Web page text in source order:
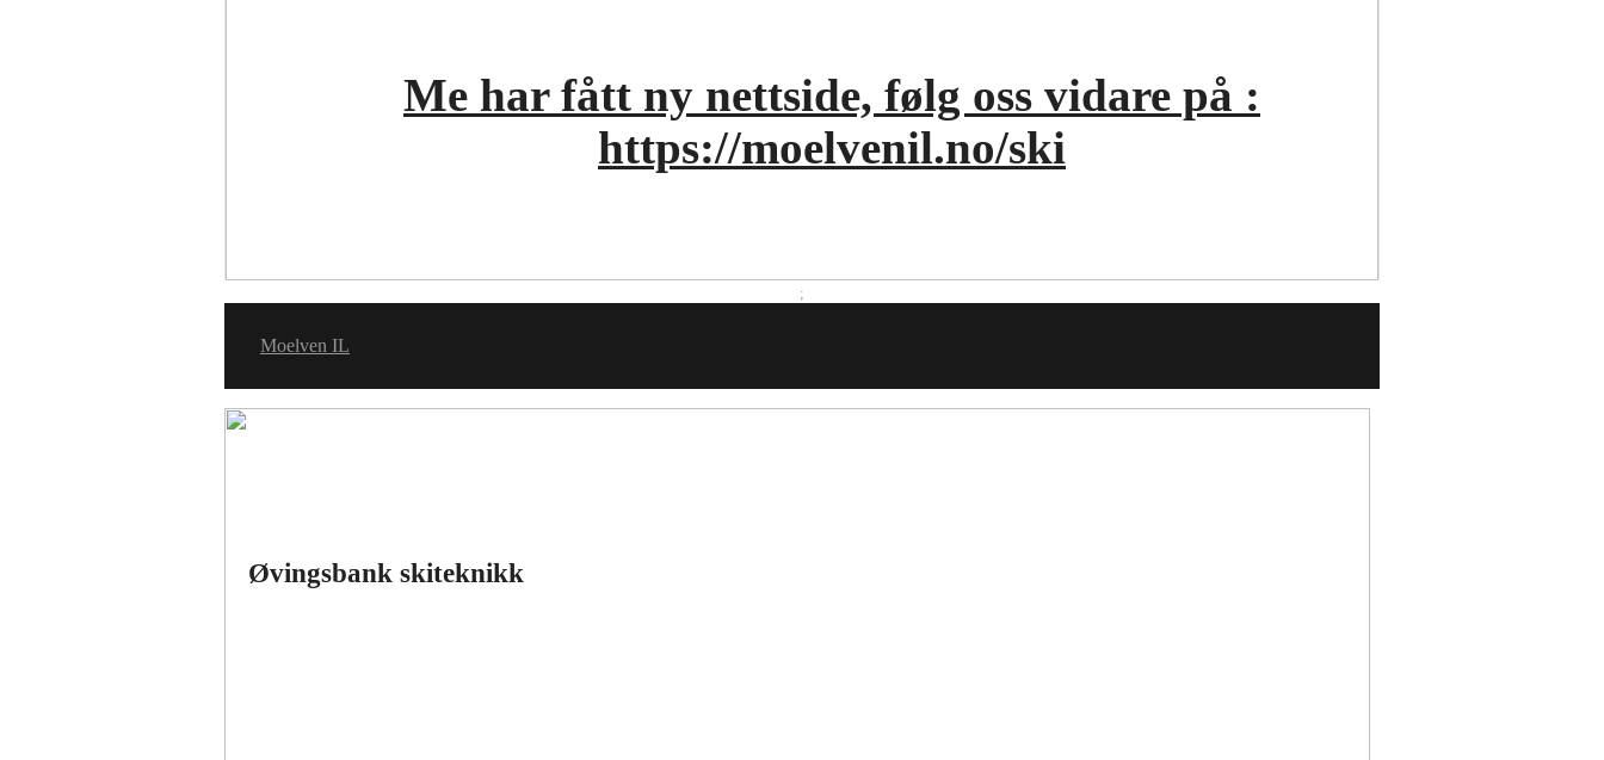
;
Me har fått ny nettside, følg oss vidare på :
https://moelvenil.no/ski
Moelven IL
Øvingsbank skiteknikk